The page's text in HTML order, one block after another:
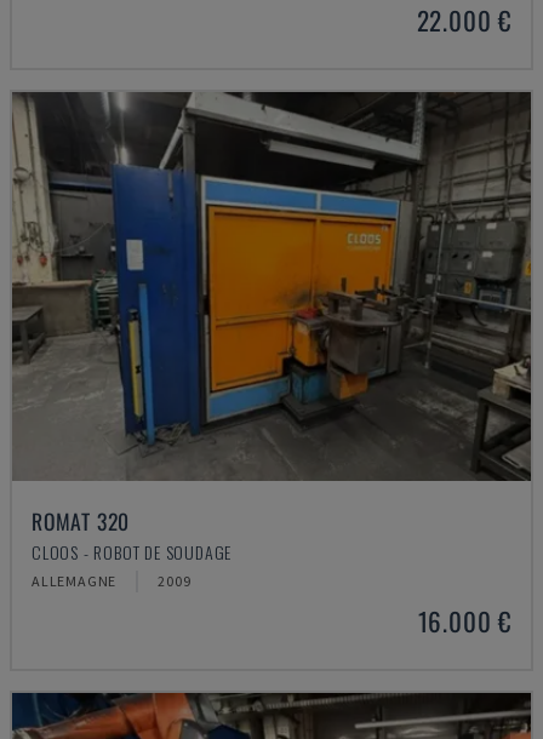
22.000 €
ROMAT 320
CLOOS - ROBOT DE SOUDAGE
ALLEMAGNE 2009
16.000 €